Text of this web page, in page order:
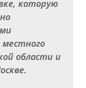
которую
области и